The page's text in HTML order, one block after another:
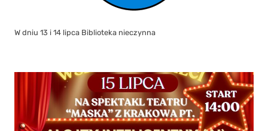
W dniu 13 i 14 lipca Biblioteka nieczynna